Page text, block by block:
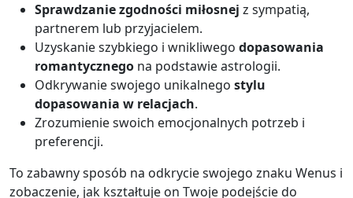
Sprawdzanie zgodności miłosnej z sympatią,
partnerem lub przyjacielem.
Uzyskanie szybkiego i wnikliwego dopasowania
romantycznego na podstawie astrologii.
Odkrywanie swojego unikalnego stylu
dopasowania w relacjach.
Zrozumienie swoich emocjonalnych potrzeb i
preferencji.
To zabawny sposób na odkrycie swojego znaku Wenus i
zobaczenie, jak kształtuje on Twoje podejście do